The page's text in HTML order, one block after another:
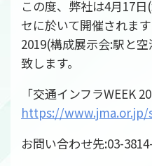
ご挨拶
会社概要
会社組織図
事業所一覧
関連会社
決算公告
この度、弊社は4月17
セに於いて開催されま
2019(構成展示会:駅と
致します。
「交通インフラWEEK
https://
お問い合わせ先:03-